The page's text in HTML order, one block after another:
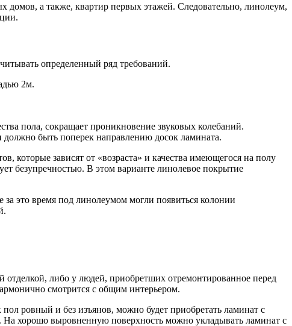
домов, а также, квартир первых этажей. Следовательно, линолеум,
определенный ряд требований.
2м.
пола, сокращает проникновение звуковых колебаний.
быть поперек направлению досок ламината.
которые зависят от «возраста» и качества имеющегося на полу
безупречностью. В этом варианте линолевое покрытие
это время под линолеумом могли появиться колонии
отделкой, либо у людей, приобретших отремонтированное перед
смотрится с общим интерьером.
ровный и без изъянов, можно будет приобретать ламинат с
хорошо выровненную поверхность можно укладывать ламинат с